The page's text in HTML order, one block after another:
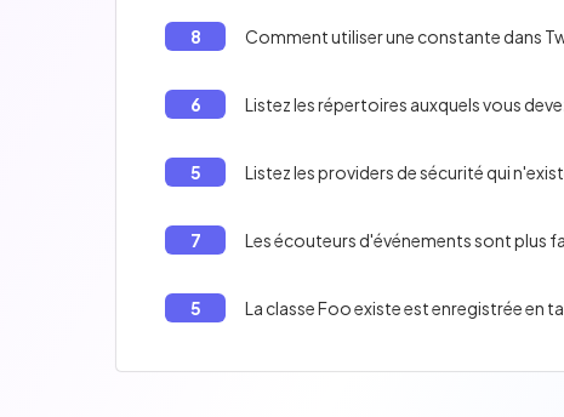
8 Comment utiliser une constante dans
6 Listez les répertoires auxquels vous
5 Listez les providers de sécurité qui
7
5 La classe Foo existe est enregistrée en